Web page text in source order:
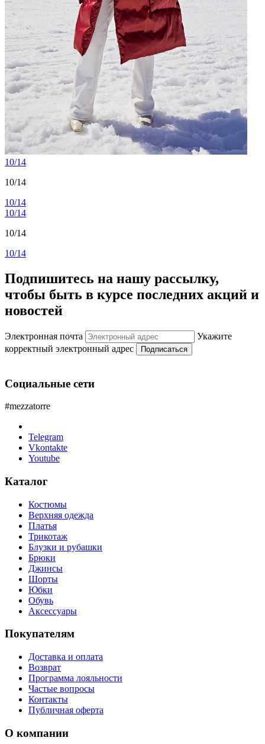
10/14
10/14
10/14
10/14
10/14
10/14
Подпишитесь на нашу рассылку,
чтобы быть в курсе последних акций и
новостей
Электронная почта
Укажите
корректный электронный адрес
Подписаться
Социальные сети
#mezzatorre
Telegram
Vkontakte
Youtube
Каталог
Костюмы
Верхняя одежда
Платья
Трикотаж
Блузки и рубашки
Брюки
Джинсы
Шорты
Юбки
Обувь
Аксессуары
Покупателям
Доставка и оплата
Возврат
Программа лояльности
Частые вопросы
Контакты
Публичная оферта
О компании